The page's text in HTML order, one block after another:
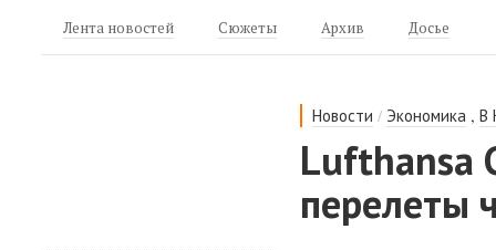
Лента новостей Сюжеты Архив Досье
Новости / Экономика ,В
Lufthansa
перелеты